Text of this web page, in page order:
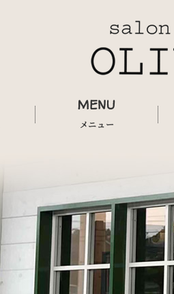
MENU
メニュー